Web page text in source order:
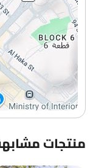
منتجات